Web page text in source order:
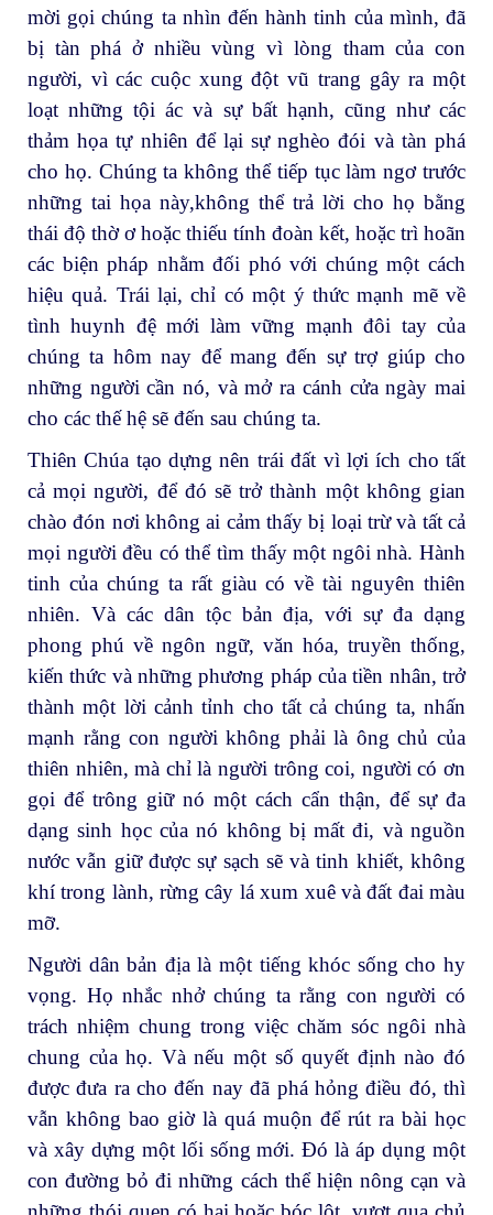
mời gọi chúng ta nhìn đến hành tinh của mình, đã
bị tàn phá ở nhiều vùng vì lòng tham của con
người, vì các cuộc xung đột vũ trang gây ra một
loạt những tội ác và sự bất hạnh, cũng như các
thảm họa tự nhiên để lại sự nghèo đói và tàn phá
cho họ. Chúng ta không thể tiếp tục làm ngơ trước
những tai họa này,không thể trả lời cho họ bằng
thái độ thờ ơ hoặc thiếu tính đoàn kết, hoặc trì hoãn
các biện pháp nhằm đối phó với chúng một cách
hiệu quả. Trái lại, chỉ có một ý thức mạnh mẽ về
tình huynh đệ mới làm vững mạnh đôi tay của
chúng ta hôm nay để mang đến sự trợ giúp cho
những người cần nó, và mở ra cánh cửa ngày mai
cho các thế hệ sẽ đến sau chúng ta.
Thiên Chúa tạo dựng nên trái đất vì lợi ích cho tất
cả mọi người, để đó sẽ trở thành một không gian
chào đón nơi không ai cảm thấy bị loại trừ và tất cả
mọi người đều có thể tìm thấy một ngôi nhà. Hành
tinh của chúng ta rất giàu có về tài nguyên thiên
nhiên. Và các dân tộc bản địa, với sự đa dạng
phong phú về ngôn ngữ, văn hóa, truyền thống,
kiến thức và những phương pháp của tiền nhân, trở
thành một lời cảnh tỉnh cho tất cả chúng ta, nhấn
mạnh rằng con người không phải là ông chủ của
thiên nhiên, mà chỉ là người trông coi, người có ơn
gọi để trông giữ nó một cách cẩn thận, để sự đa
dạng sinh học của nó không bị mất đi, và nguồn
nước vẫn giữ được sự sạch sẽ và tinh khiết, không
khí trong lành, rừng cây lá xum xuê và đất đai màu
mỡ.
Người dân bản địa là một tiếng khóc sống cho hy
vọng. Họ nhắc nhở chúng ta rằng con người có
trách nhiệm chung trong việc chăm sóc ngôi nhà
chung của họ. Và nếu một số quyết định nào đó
được đưa ra cho đến nay đã phá hỏng điều đó, thì
vẫn không bao giờ là quá muộn để rút ra bài học
và xây dựng một lối sống mới. Đó là áp dụng một
con đường bỏ đi những cách thể hiện nông cạn và